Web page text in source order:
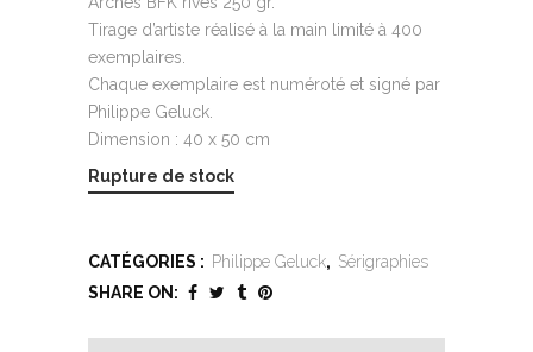
Tirage d’artiste réalisé à la main limité à 400
exemplaires.
Chaque exemplaire est numéroté et signé par
Philippe Geluck.
Dimension : 40 x 50 cm
Rupture de stock
CATÉGORIES : Philippe Geluck, Sérigraphies
SHARE ON: